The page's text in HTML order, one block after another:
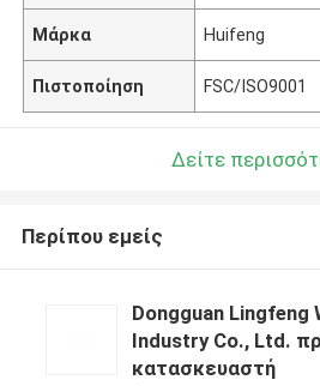
Μάρκα Huifeng
Πιστοποίηση FSC/ISO9001
Δείτε
Περίπου εμείς
Dongguan Lingfeng
Industry Co., Ltd.
κατασκευαστή